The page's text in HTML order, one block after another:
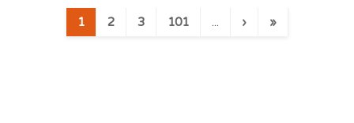
1 2 3 101 ... › »